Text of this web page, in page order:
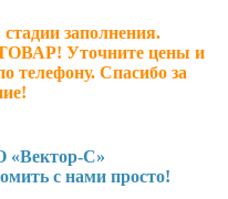
заполнения.
Уточните цены и
телефону. Спасибо за
С»
просто!